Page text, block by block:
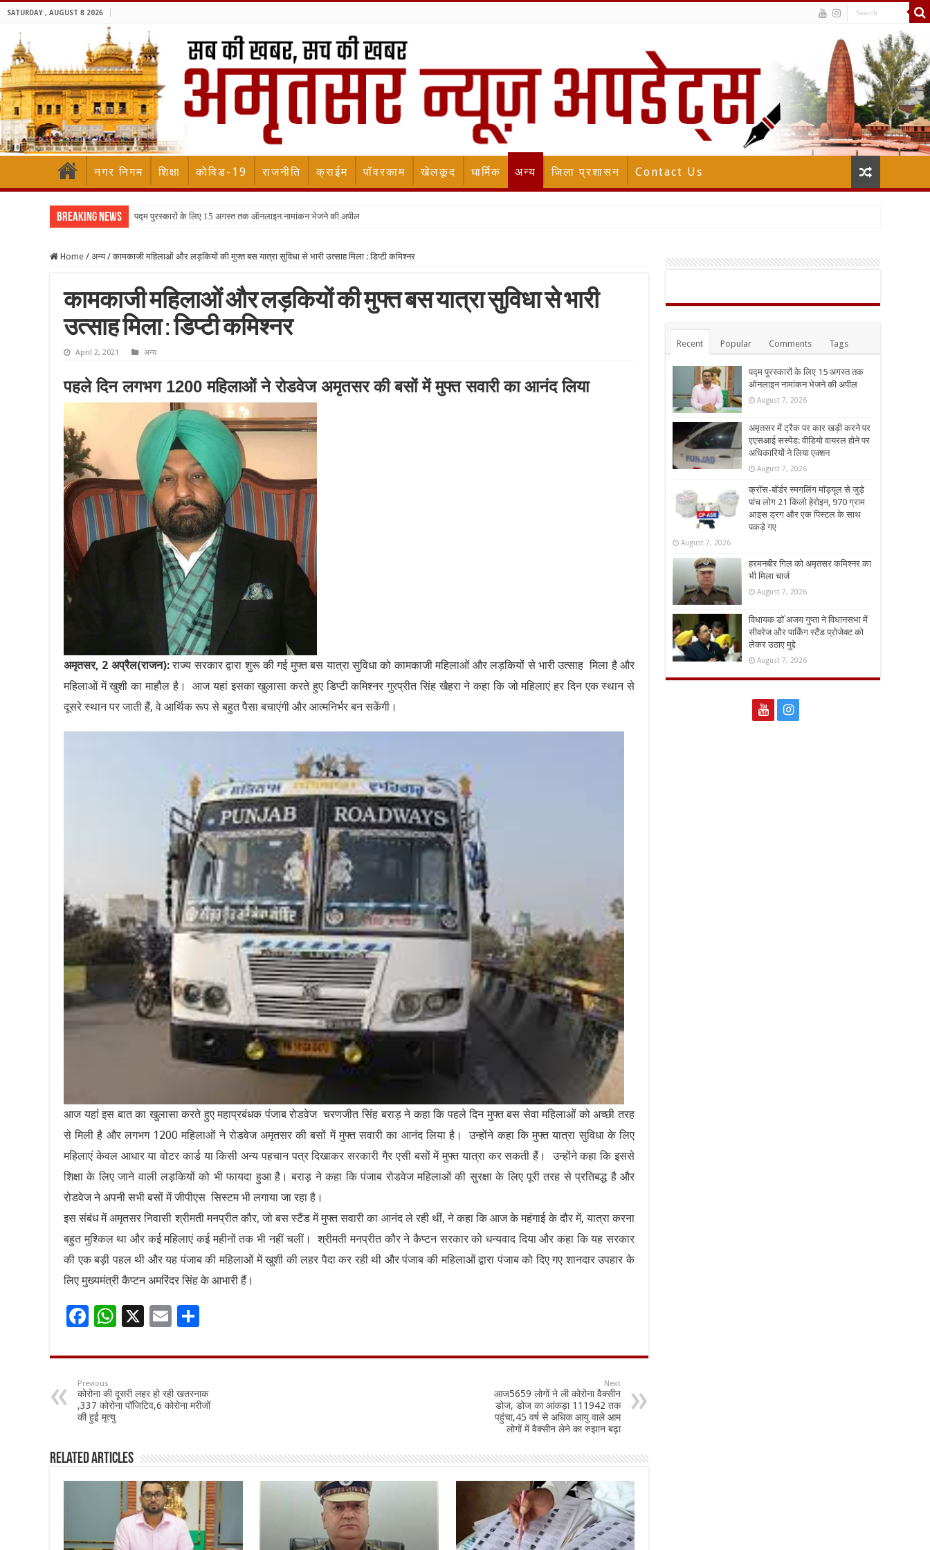
SATURDAY , AUGUST 8 2026
नगर निगम शिक्षा कोविड-19 राजनीति क्राईम पॉवरकाम खेलकूद धार्मिक अन्य जिला प्रशासन Contact Us
Breaking News पद्म पुरस्कारों के लिए 15 अगस्त तक ऑनलाइन नामांकन भेजने की अपील
Home / अन्य / कामकाजी महिलाओं और लड़कियों की मुफ्त बस यात्रा सुविधा से भारी उत्साह मिला : डिप्टी कमिश्नर
कामकाजी महिलाओं और लड़कियों की मुफ्त बस यात्रा सुविधा से भारी
उत्साह मिला : डिप्टी कमिश्नर
April 2, 2021 अन्य
पहले दिन लगभग 1200 महिलाओं ने रोडवेज अमृतसर की बसों में मुफ्त सवारी का आनंद लिया
अमृतसर, 2 अप्रैल(राजन):राज्य सरकार द्वारा शुरू की गई मुफ्त बस यात्रा सुविधा को कामकाजी महिलाओं और लड़कियों से भारी उत्साह मिला है और
महिलाओं में खुशी का माहौल है। आज यहां इसका खुलासा करते हुए डिप्टी कमिश्नर गुरप्रीत सिंह खैहरा ने कहा कि जो महिलाएं हर दिन एक स्थान से
दूसरे स्थान पर जाती हैं, वे आर्थिक रूप से बहुत पैसा बचाएंगी और आत्मनिर्भर बन सकेंगी।
आज यहां इस बात का खुलासा करते हुए महाप्रबंधक पंजाब रोडवेज चरणजीत सिंह बराड़ ने कहा कि पहले दिन मुफ्त बस सेवा महिलाओं को अच्छी तरह
से मिली है और लगभग 1200 महिलाओं ने रोडवेज अमृतसर की बसों में मुफ्त सवारी का आनंद लिया है। उन्होंने कहा कि मुफ्त यात्रा सुविधा के लिए
महिलाएं केवल आधार या वोटर कार्ड या किसी अन्य पहचान पत्र दिखाकर सरकारी गैर एसी बसों में मुफ्त यात्रा कर सकती हैं। उन्होंने कहा कि इससे
शिक्षा के लिए जाने वाली लड़कियों को भी फायदा हुआ है। बराड़ ने कहा कि पंजाब रोडवेज महिलाओं की सुरक्षा के लिए पूरी तरह से प्रतिबद्ध है और
रोडवेज ने अपनी सभी बसों में जीपीएस सिस्टम भी लगाया जा रहा है।
इस संबंध में अमृतसर निवासी श्रीमती मनप्रीत कौर, जो बस स्टैंड में मुफ्त सवारी का आनंद ले रही थीं, ने कहा कि आज के महंगाई के दौर में, यात्रा करना
बहुत मुश्किल था और कई महिलाएं कई महीनों तक भी नहीं चलीं। श्रीमती मनप्रीत कौर ने कैप्टन सरकार को धन्यवाद दिया और कहा कि यह सरकार
की एक बड़ी पहल थी और यह पंजाब की महिलाओं में खुशी की लहर पैदा कर रही थी और पंजाब की महिलाओं द्वारा पंजाब को दिए गए शानदार उपहार के
लिए मुख्यमंत्री कैप्टन अमरिंदर सिंह के आभारी हैं।
F
e
b
o
o
k
W
at
sA
p
X
E
ai
l
ar
Previous
कोरोना की दूसरी लहर हो रही खतरनाक
,337 कोरोना पॉजिटिव,6 कोरोना मरीजों
की हुई मृत्यु
Next
आज5659 लोगों ने ली कोरोना वैक्सीन
डोज, डोज का आंकड़ा 111942 तक
पहुंचा,45 वर्ष से अधिक आयु वाले आम
लोगों में वैक्सीन लेने का रुझान बढ़ा
Related Articles
Recent Popular Comments Tags
पद्म पुरस्कारों के लिए 15 अगस्त तक
ऑनलाइन नामांकन भेजने की अपील
August 7, 2026
अमृतसर में ट्रैक पर कार खड़ी करने पर
एएसआई सस्पेंड: वीडियो वायरल होने पर
अधिकारियों ने लिया एक्शन
August 7, 2026
क्रॉस-बॉर्डर स्मगलिंग मॉड्यूल से जुड़े
पांच लोग 21 किलो हेरोइन, 970 ग्राम
आइस ड्रग और एक पिस्टल के साथ
पकड़े गए
August 7, 2026
हरमनबीर गिल को अमृतसर कमिश्नर का
भी मिला चार्ज
August 7, 2026
विधायक डॉ अजय गुप्ता ने विधानसभा में
सीवरेज और पार्किंग स्टैंड प्रोजेक्ट को
लेकर उठाए मुद्दे
August 7, 2026